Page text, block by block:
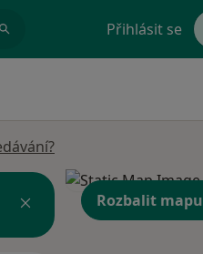
Přihlásit se
Rozbalit mapu